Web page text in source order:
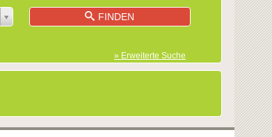
FINDEN
» Erweiterte Suche